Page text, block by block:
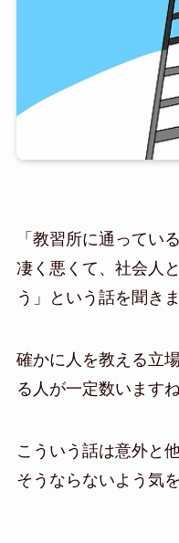
「教習所に通ってい
凄く悪くて、社会人
う」という話を聞きま
確かに人を教える立
る人が一定数います
こういう話は意外と
そうならないよう気